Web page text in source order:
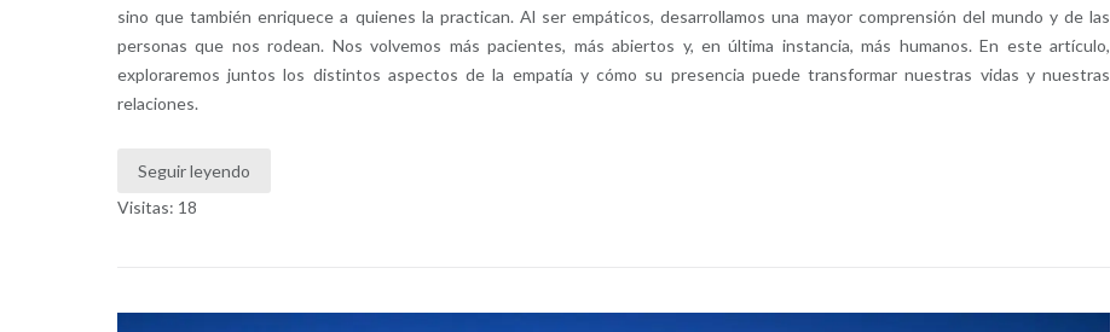
sino que también enriquece a quienes la practican. Al ser empáticos, desarrollamos una mayor comprensión del mundo y de las
personas que nos rodean. Nos volvemos más pacientes, más abiertos y, en última instancia, más humanos. En este artículo,
exploraremos juntos los distintos aspectos de la empatía y cómo su presencia puede transformar nuestras vidas y nuestras
relaciones.
Seguir leyendo
Visitas: 18